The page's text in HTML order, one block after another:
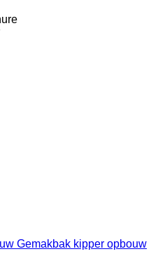
Gemakbak kipper opbouw